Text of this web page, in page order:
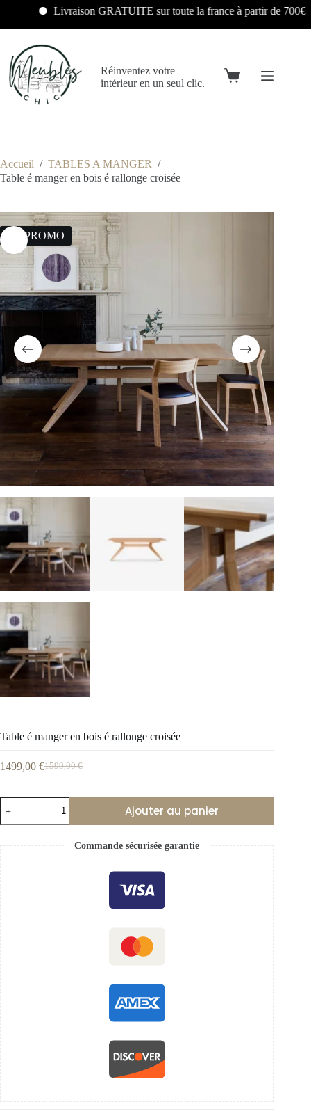
Livraison GRATUITE sur toute la france à partir de 700€
Réinventez votre
intérieur en un seul clic.
Accueil / TABLES A MANGER /
Table é manger en bois é rallonge croisée
6% PROMO
Table é manger en bois é rallonge croisée
1599,00€
1499,00 €
Ajouter au panier
Commande sécurisée garantie